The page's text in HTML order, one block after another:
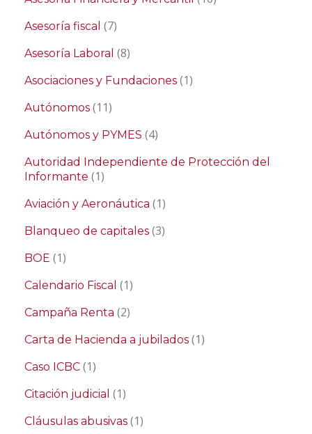
Asesoría fiscal (7)
Asesoría Laboral (8)
Asociaciones y Fundaciones (1)
Autónomos (11)
Autónomos y PYMES (4)
Autoridad Independiente de Protección del
Informante (1)
Aviación y Aeronáutica (1)
Blanqueo de capitales (3)
BOE (1)
Calendario Fiscal (1)
Campaña Renta (2)
Carta de Hacienda a jubilados (1)
Caso ICBC (1)
Citación judicial (1)
Cláusulas abusivas (1)